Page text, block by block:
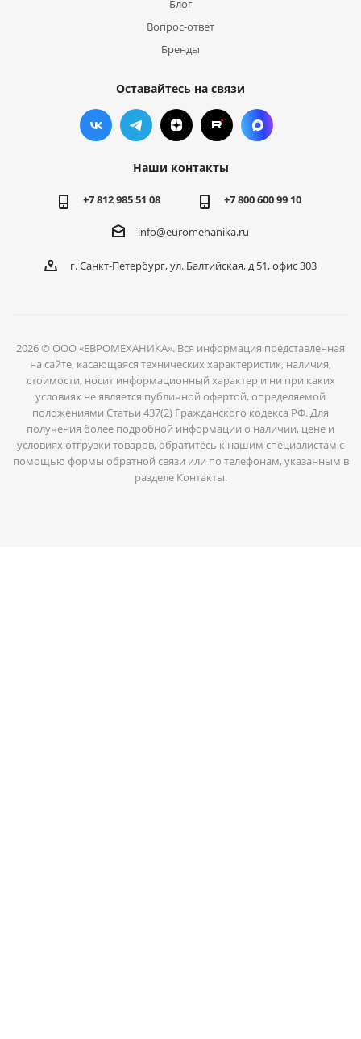
Блог
Вопрос-ответ
Бренды
Оставайтесь на связи
Наши контакты
+7 812 985 51 08 +7 800 600 99 10
info@euromehanika.ru
г. Санкт-Петербург, ул. Балтийская, д 51, офис 303
2026 © ООО «ЕВРОМЕХАНИКА». Вся информация представленная
на сайте, касающаяся технических характеристик, наличия,
стоимости, носит информационный характер и ни при каких
условиях не является публичной офертой, определяемой
положениями Статьи 437(2) Гражданского кодекса РФ. Для
получения более подробной информации о наличии, цене и
условиях отгрузки товаров, обратитесь к нашим специалистам с
помощью формы обратной связи или по телефонам, указанным в
разделе Контакты.